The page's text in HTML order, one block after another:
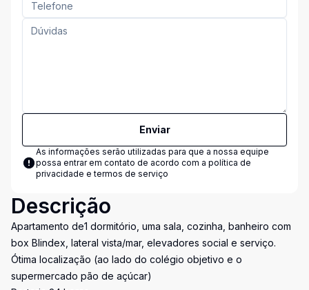
Enviar
As informações serão utilizadas para que a nossa equipe
possa entrar em contato de acordo com a política de
privacidade e termos de serviço
Descrição
Apartamento de1 dormitório, uma sala, cozinha, banheiro com
box Blindex, lateral vista/mar, elevadores social e serviço.
Ótima localização (ao lado do colégio objetivo e o
supermercado pão de açúcar)